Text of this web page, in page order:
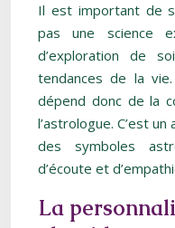
Il est important de
pas une science
d’exploration de
tendances de la
dépend donc de la
l’astrologue. C’est
des symboles
d’écoute et
La